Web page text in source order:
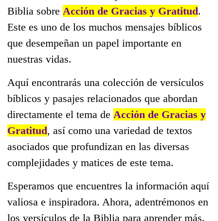
Biblia sobre Acción de Gracias y Gratitud.
Este es uno de los muchos mensajes bíblicos
que desempeñan un papel importante en
nuestras vidas.
Aquí encontrarás una colección de versículos
bíblicos y pasajes relacionados que abordan
directamente el tema de Acción de Gracias y
Gratitud, así como una variedad de textos
asociados que profundizan en las diversas
complejidades y matices de este tema.
Esperamos que encuentres la información aquí
valiosa e inspiradora. Ahora, adentrémonos en
los versículos de la Biblia para aprender más.